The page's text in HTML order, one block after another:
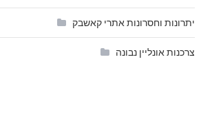
יתרונות וחסרונות אתרי קאשבק
צרכנות אונליין נבונה